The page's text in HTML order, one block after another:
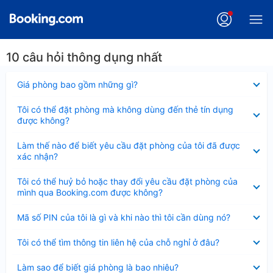
10 câu hỏi thông dụng nhất
Giá phòng bao gồm những gì?
thu
Tôi có thể đặt phòng mà không dùng đến thẻ tín dụng
được không?
thu
gọn
Làm thế nào để biết yêu cầu đặt phòng của tôi đã được
xác nhận?
thu
gọn
Tôi có thể huỷ bỏ hoặc thay đổi yêu cầu đặt phòng của
mình qua Booking.com được không?
thu
gọn
Mã số PIN của tôi là gì và khi nào thì tôi cần dùng nó?
thu
Tôi có thể tìm thông tin liên hệ của chỗ nghỉ ở đâu?
thu
Làm sao để biết giá phòng là bao nhiêu?
thu